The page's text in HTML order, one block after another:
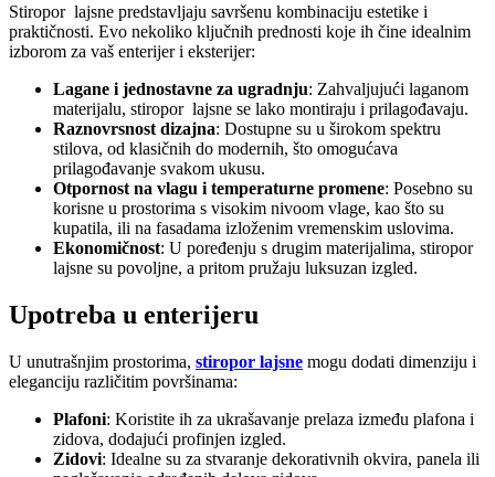
Stiropor lajsne predstavljaju savršenu kombinaciju estetike i
praktičnosti. Evo nekoliko ključnih prednosti koje ih čine idealnim
izborom za vaš enterijer i eksterijer:
Lagane i jednostavne za ugradnju: Zahvaljujući laganom
materijalu, stiropor lajsne se lako montiraju i prilagođavaju.
Raznovrsnost dizajna: Dostupne su u širokom spektru
stilova, od klasičnih do modernih, što omogućava
prilagođavanje svakom ukusu.
Otpornost na vlagu i temperaturne promene: Posebno su
korisne u prostorima s visokim nivoom vlage, kao što su
kupatila, ili na fasadama izloženim vremenskim uslovima.
Ekonomičnost: U poređenju s drugim materijalima, stiropor
lajsne su povoljne, a pritom pružaju luksuzan izgled.
Upotreba u enterijeru
U unutrašnjim prostorima, stiropor lajsne mogu dodati dimenziju i
eleganciju različitim površinama:
Plafoni: Koristite ih za ukrašavanje prelaza između plafona i
zidova, dodajući profinjen izgled.
Zidovi: Idealne su za stvaranje dekorativnih okvira, panela ili